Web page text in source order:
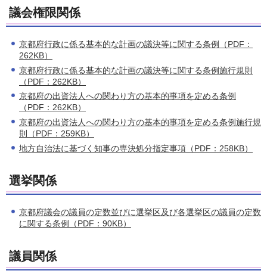
議会権限関係
京都府行政に係る基本的な計画の議決等に関する条例（PDF：
262KB）
京都府行政に係る基本的な計画の議決等に関する条例施行規則
（PDF：262KB）
京都府の出資法人への関わり方の基本的事項を定める条例
（PDF：262KB）
京都府の出資法人への関わり方の基本的事項を定める条例施行規
則（PDF：259KB）
地方自治法に基づく知事の専決処分指定事項（PDF：258KB）
選挙関係
京都府議会の議員の定数並びに選挙区及び各選挙区の議員の定数
に関する条例（PDF：90KB）
議員関係